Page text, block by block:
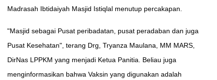
Madrasah Ibtidaiyah Masjid Istiqlal menutup percakapan.
"Masjid sebagai Pusat peribadatan, pusat peradaban dan juga
Pusat Kesehatan", terang Drg, Tryanza Maulana, MM MARS,
DirNas LPPKM yang menjadi Ketua Panitia. Beliau juga
menginformasikan bahwa Vaksin yang digunakan adalah